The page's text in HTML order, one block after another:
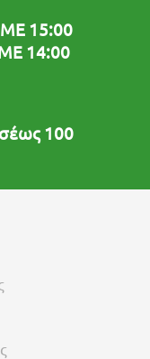
15:00
14:00
100